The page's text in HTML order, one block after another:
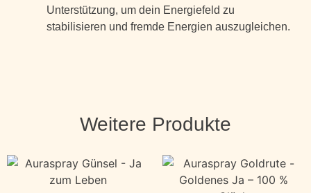
Unterstützung, um dein Energiefeld zu
stabilisieren und fremde Energien auszugleichen.
Weitere Produkte